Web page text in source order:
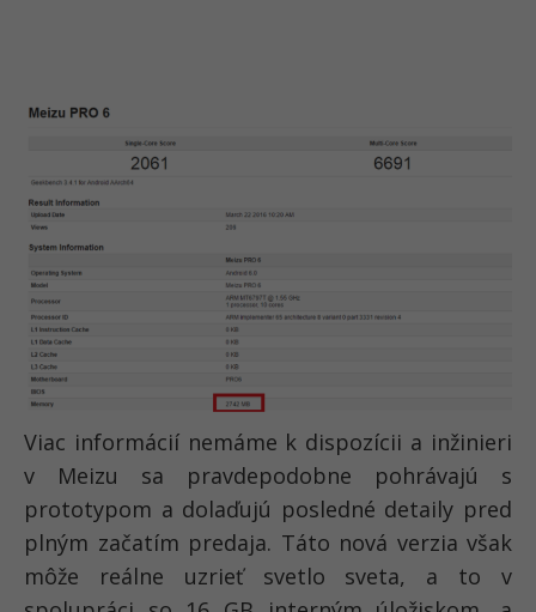
Viac informácií nemáme k dispozícii a inžinieri
v Meizu sa pravdepodobne pohrávajú s
prototypom a dolaďujú posledné detaily pred
plným začatím predaja. Táto nová verzia však
môže reálne uzrieť svetlo sveta, a to v